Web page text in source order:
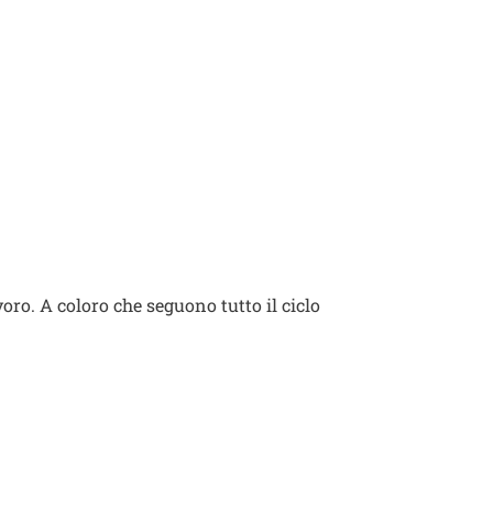
A coloro che seguono tutto il ciclo